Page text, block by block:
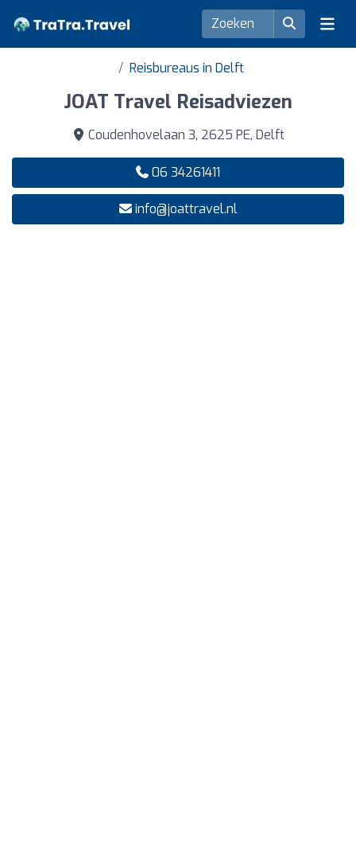
Reisbureaus in Delft
JOAT Travel Reisadviezen
Coudenhovelaan 3, 2625 PE, Delft
06 34261411
info@joattravel.nl